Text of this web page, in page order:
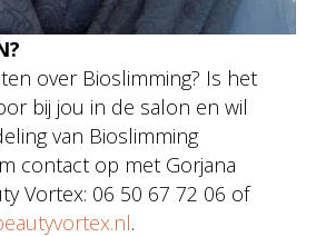
over Bioslimming? Is het
bij jou in de salon en wil
van Bioslimming
contact op met Gorjana
Vortex: 06 50 67 72 06 of
.